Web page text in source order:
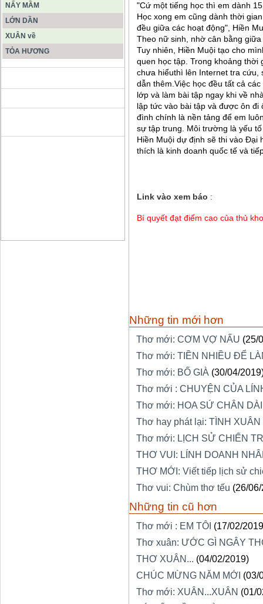
NẨY MẦM
LỚN DẦN
XUÂN về
TỎA HƯƠNG
"Cứ một tiếng học thì em dành
Học xong em cũng dành thời
đều giữa các hoạt động", Hiền
Theo nữ sinh, nhờ cân bằng
Tuy nhiên, Hiền Muội tạo cho
quen học tập. Trong khoảng thời
chưa hiểuthì lên Internet tra
dẫn thêm.Việc học đều tất cả
lớp và làm bài tập ngay khi về
lập tức vào bài tập và được ôn đi
đình chính là nền tảng để em
sự tập trung. Môi trường là yếu
Hiền Muội dự định sẽ thi vào Đại
thích là kinh doanh quốc tế và
Link vào xem báo :
Bí quyết đạt điểm cao của thủ
Những tin mới hơn
Thơ mới: CƠM VỢ NẤU (25/
Thơ mới: TIỀN NHIỀU ĐỂ
Thơ mới: BỐ GIÀ (30/04/
Thơ mới : CHUYỆN CỦA
Thơ mới: HOA SỨ CHÂN DÀI
Thơ hay phát lại: TÌNH XUÂN
Thơ mới: LỊCH SỬ CHIẾN
THƠ VUI: LÍNH DOANH
THƠ MỚI: Viết tiếp lịch sử
Thơ vui: Chùm thơ tếu (26/
Những tin cũ hơn
Thơ mới : EM TÔI (17/02/
Thơ xuân: ƯỚC GÌ NGÂY
THƠ XUÂN... (04/02/2019)
CHÚC MỪNG NĂM MỚI (03/
Thơ mới: XUÂN...XUÂN (01/